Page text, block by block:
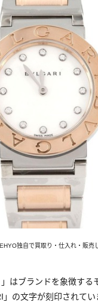
独自で買取り・仕入れ・販売
」はブランドを象徴する
の文字が刻印されてい